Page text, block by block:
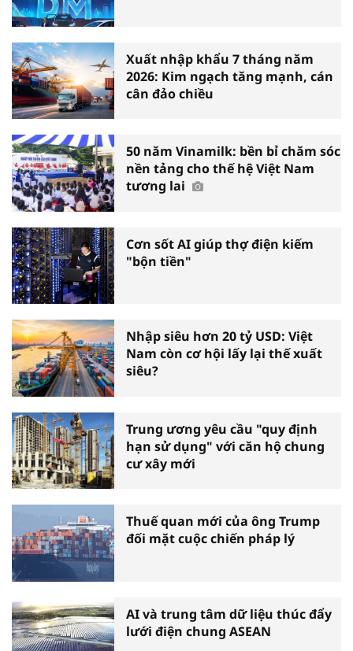
Xuất nhập khẩu 7 tháng năm
2026: Kim ngạch tăng mạnh, cán
cân đảo chiều
50 năm Vinamilk: bền bỉ chăm sóc
nền tảng cho thế hệ Việt Nam
tương lai
Cơn sốt AI giúp thợ điện kiếm
"bộn tiền"
Nhập siêu hơn 20 tỷ USD: Việt
Nam còn cơ hội lấy lại thế xuất
siêu?
Trung ương yêu cầu "quy định
hạn sử dụng" với căn hộ chung
cư xây mới
Thuế quan mới của ông Trump
đối mặt cuộc chiến pháp lý
AI và trung tâm dữ liệu thúc đẩy
lưới điện chung ASEAN